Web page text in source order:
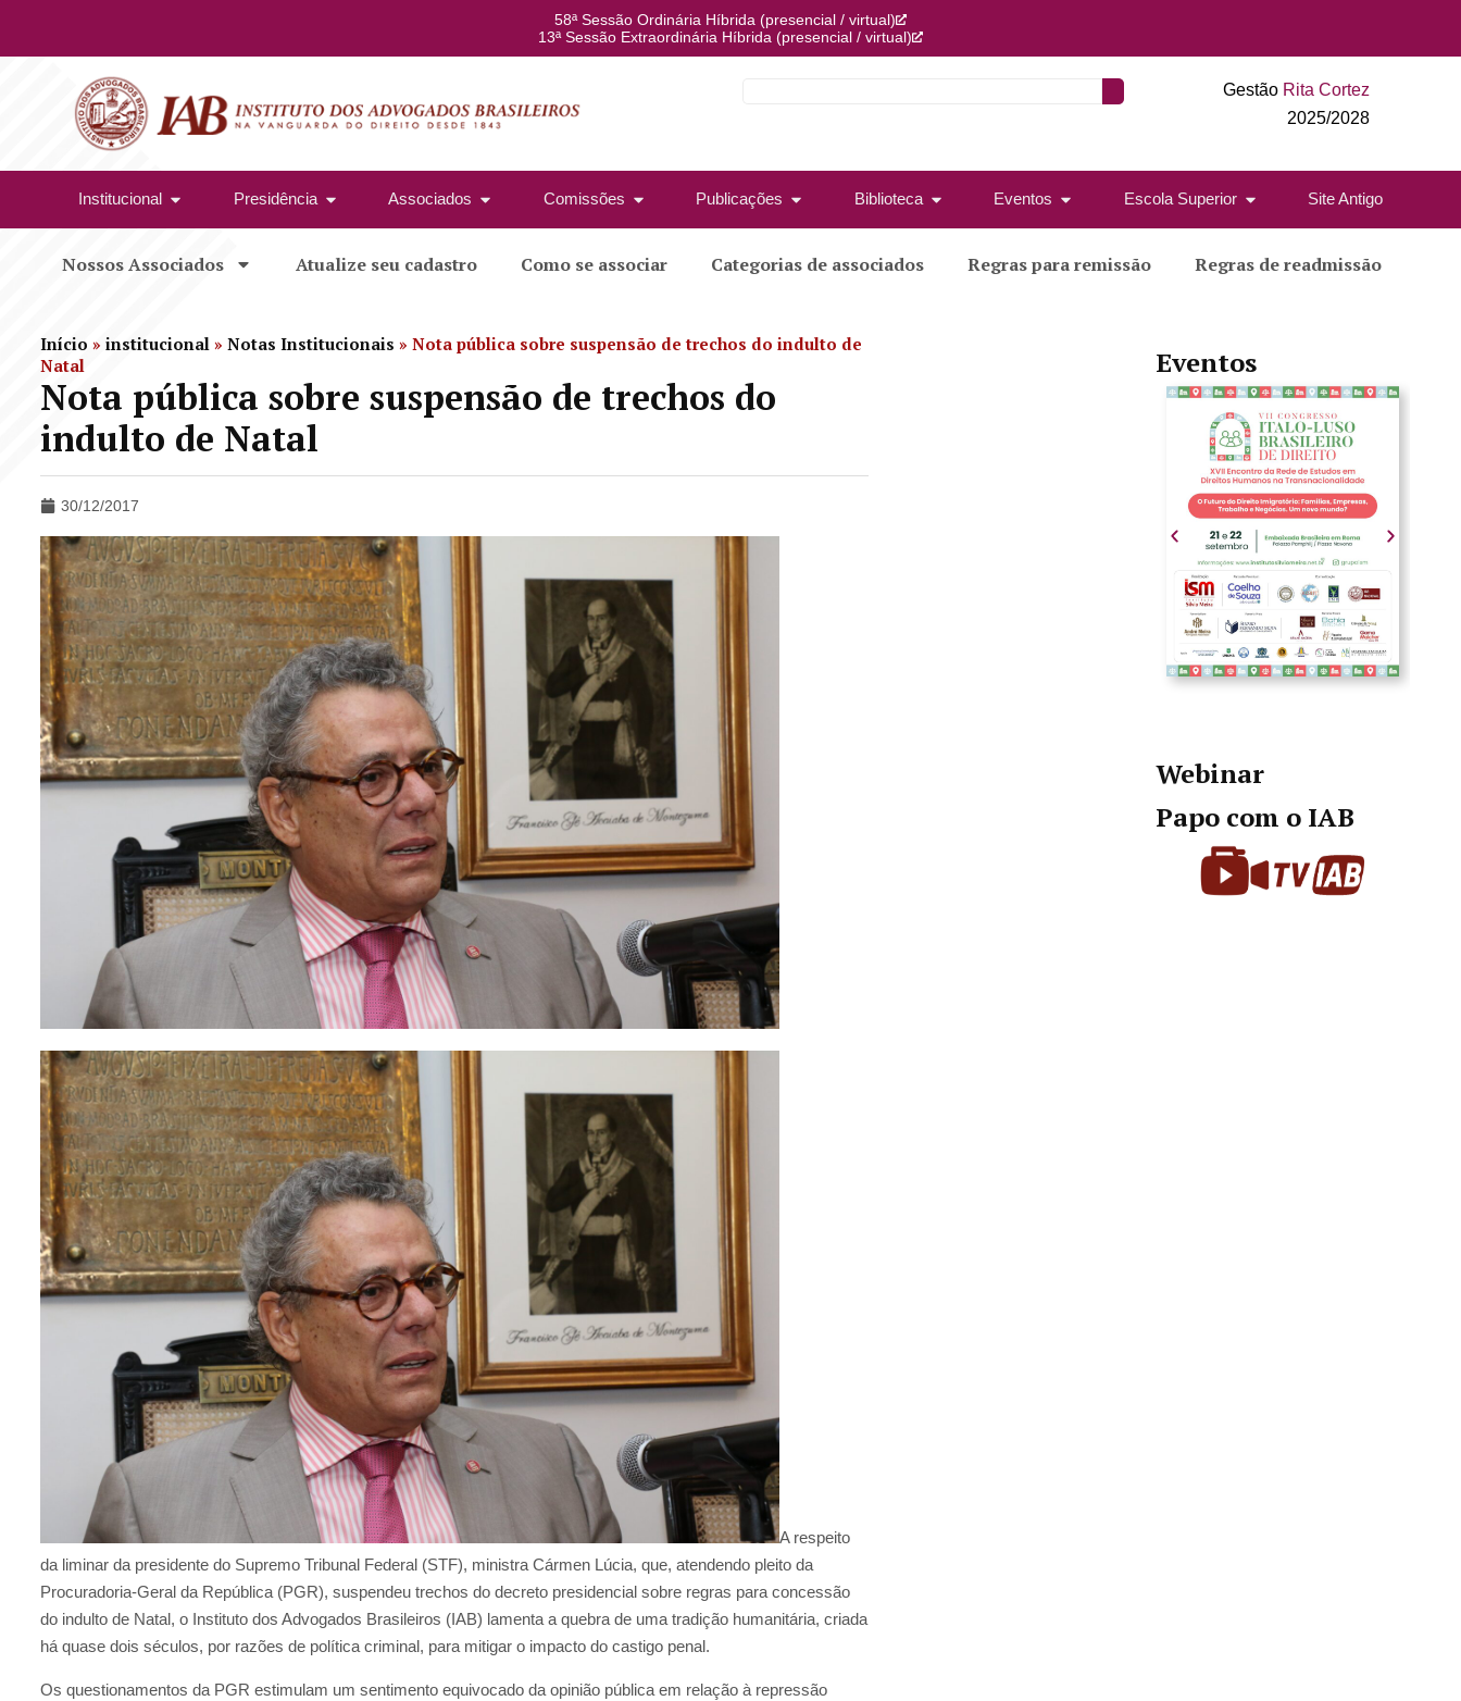
58ª Sessão Ordinária Híbrida (presencial / virtual)
13ª Sessão Extraordinária Híbrida (presencial / virtual)
Gestão Rita Cortez
2025/2028
Institucional Presidência Associados Comissões Publicações Biblioteca Eventos Escola Superior Site Antigo
Nossos Associados Atualize seu cadastro Como se associar Categorias de associados Regras para remissão Regras de readmissão
Início » institucional » Notas Institucionais » Nota pública sobre suspensão de trechos do indulto de
Natal
Nota pública sobre suspensão de trechos do
indulto de Natal
30/12/2017
A respeito
da liminar da presidente do Supremo Tribunal Federal (STF), ministra Cármen Lúcia, que, atendendo pleito da
Procuradoria-Geral da República (PGR), suspendeu trechos do decreto presidencial sobre regras para concessão
do indulto de Natal, o Instituto dos Advogados Brasileiros (IAB) lamenta a quebra de uma tradição humanitária, criada
há quase dois séculos, por razões de política criminal, para mitigar o impacto do castigo penal.
Os questionamentos da PGR estimulam um sentimento equivocado da opinião pública em relação à repressão
Eventos
Webinar
Papo com o IAB